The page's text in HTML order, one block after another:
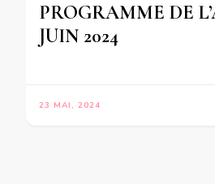
PROGRAMME DE
JUIN 2024
23 MAI, 2024